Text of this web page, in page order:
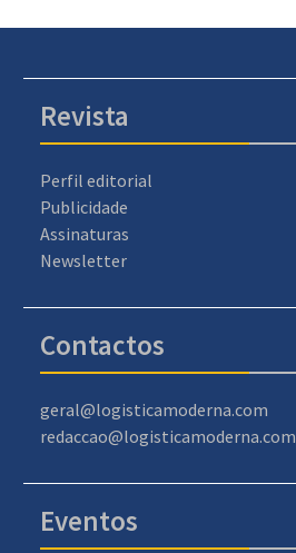
Revista
Perfil editorial
Publicidade
Assinaturas
Newsletter
Contactos
geral@logisticamoderna.com
redaccao@logisticamoderna.com
Eventos